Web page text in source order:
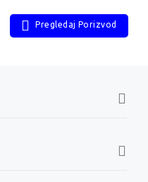
Pregledaj Porizvod